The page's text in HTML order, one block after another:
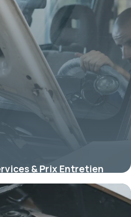
& Prix Entretien